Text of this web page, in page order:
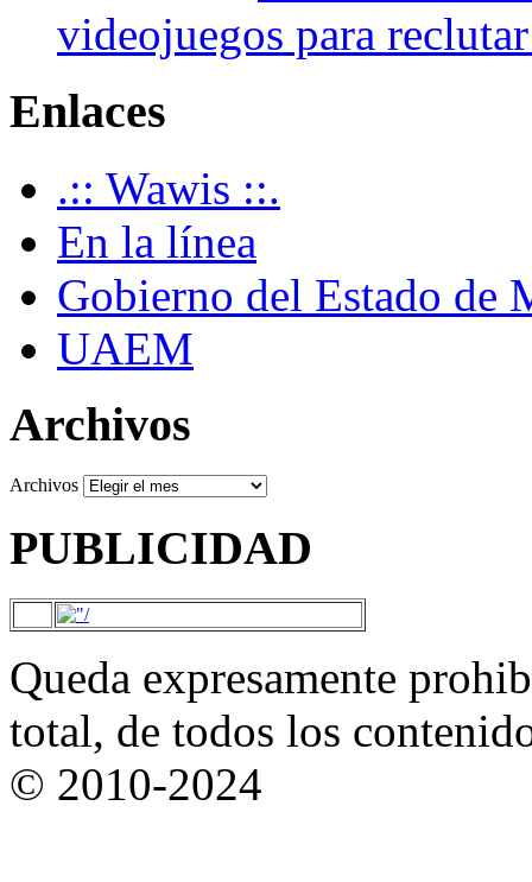
videojuegos para
Enlaces
.:: Wawis ::.
En la línea
Gobierno del Estado de
UAEM
Archivos
Archivos
PUBLICIDAD
Queda expresamente
total, de todos los
© 2010-2024